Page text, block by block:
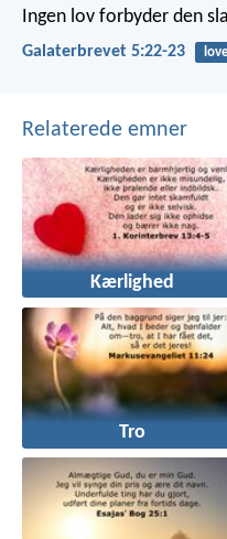
Ingen lov forbyder den
Galaterbrevet 5:22-23
Relaterede emner
Kærlighed
Tro